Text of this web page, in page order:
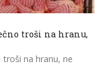
troši na hranu,
na hranu, ne